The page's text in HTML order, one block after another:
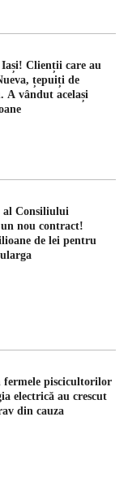
Clienții care au
țepuiți de
A vândut același
al Consiliului
nou contract!
de lei pentru
fermele piscicultorilor
electrică au crescut
din cauza